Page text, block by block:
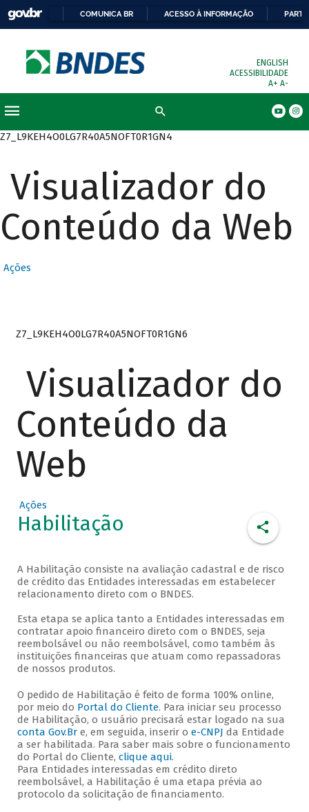
COMUNICA BR ACESSO À INFORMAÇÃO
ENGLISH
ACESSIBILIDADE
A+ A-
Z7_L9KEH4O0LG7R40A5NOFT0R1GN4
Visualizador do
Conteúdo da Web
Ações
Z7_L9KEH4O0LG7R40A5NOFT0R1GN6
Visualizador do
Conteúdo da
Web
Ações
Habilitação
A Habilitação consiste na avaliação cadastral e de risco
de crédito das Entidades interessadas em estabelecer
relacionamento direto com o BNDES.
Esta etapa se aplica tanto a Entidades interessadas em
contratar apoio financeiro direto com o BNDES, seja
reembolsável ou não reembolsável, como também às
instituições financeiras que atuam como repassadoras
de nossos produtos.
O pedido de Habilitação é feito de forma 100% online,
por meio do Portal do Cliente. Para iniciar seu processo
de Habilitação, o usuário precisará estar logado na sua
conta Gov.Bre, em seguida, inserir o e-CNPJ da Entidade
a ser habilitada. Para saber mais sobre o funcionamento
do Portal do Cliente, clique aqui.
Para Entidades interessadas em crédito direto
reembolsável, a Habilitação é uma etapa prévia ao
protocolo da solicitação de financiamento.